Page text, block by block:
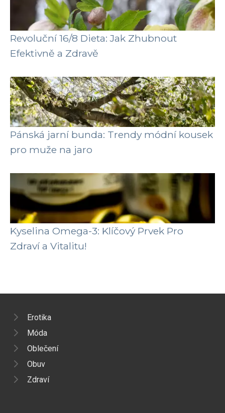
Revoluční 16/8 Dieta: Jak Zhubnout
Efektivně a Zdravě
Pánská jarní bunda: Trendy módní kousek
pro muže na jaro
Kyselina Omega-3: Klíčový Prvek Pro
Zdraví a Vitalitu!
Erotika
Móda
Oblečení
Obuv
Zdraví